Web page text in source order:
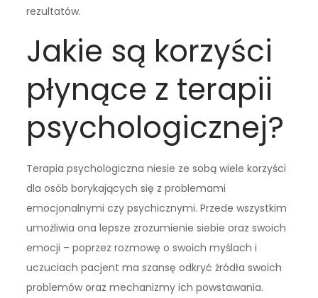
rezultatów.
Jakie są korzyści
płynące z terapii
psychologicznej?
Terapia psychologiczna niesie ze sobą wiele korzyści
dla osób borykających się z problemami
emocjonalnymi czy psychicznymi. Przede wszystkim
umożliwia ona lepsze zrozumienie siebie oraz swoich
emocji – poprzez rozmowę o swoich myślach i
uczuciach pacjent ma szansę odkryć źródła swoich
problemów oraz mechanizmy ich powstawania.